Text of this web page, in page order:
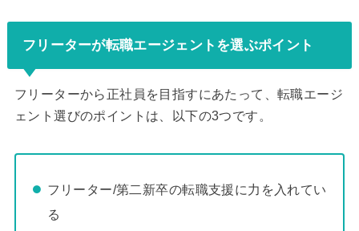
フリーターが転職エージェントを選ぶポイント
フリーターから正社員を目指すにあたって、転職エージ
ェント選びのポイントは、以下の3つです。
フリーター/第二新卒の転職支援に力を入れてい
る